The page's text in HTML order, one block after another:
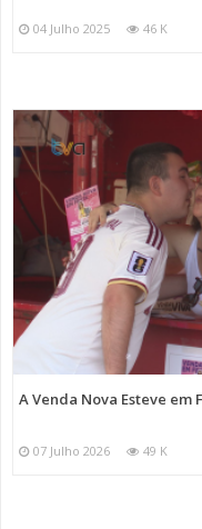
04 Julho 2025 46 K
A Venda Nova Esteve em
07 Julho 2026 49 K